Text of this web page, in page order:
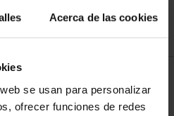
Acerca de las cookies
se usan para personalizar
ofrecer funciones de redes